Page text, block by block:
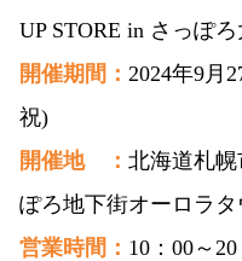
UP STORE in さっぽろ
開催期間： 2024年9月
祝)
開催地 ： 北海道札
ぽろ地下街オーロラタ
営業時間： 10：00～